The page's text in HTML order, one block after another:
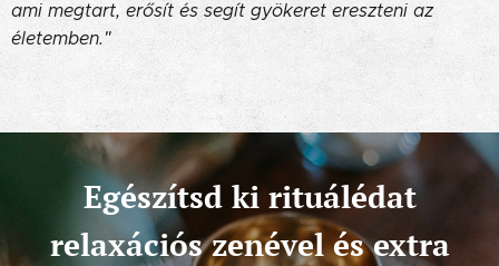
ami megtart, erősít és segít gyökeret ereszteni az
életemben."
Egészítsd ki rituálédat
relaxációs zenével és extra